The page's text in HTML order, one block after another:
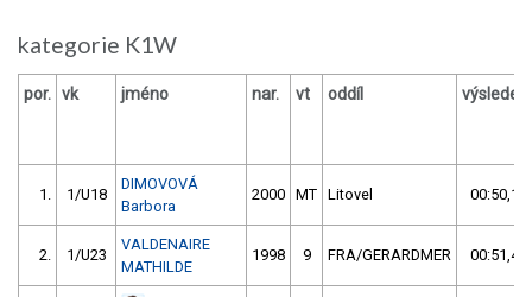
kategorie K1W
por. vk jméno nar. vt oddíl výsledek
1. 1/U18
DIMOVOVÁ
Barbora
2000 MT Litovel 00:50,18
2. 1/U23
VALDENAIRE
MATHILDE
1998 9 FRA/GERARDMER 00:51,42